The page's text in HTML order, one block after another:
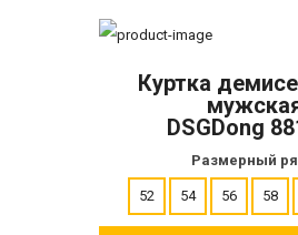
Куртка
DSGDong
Размерный
52 54 56 58